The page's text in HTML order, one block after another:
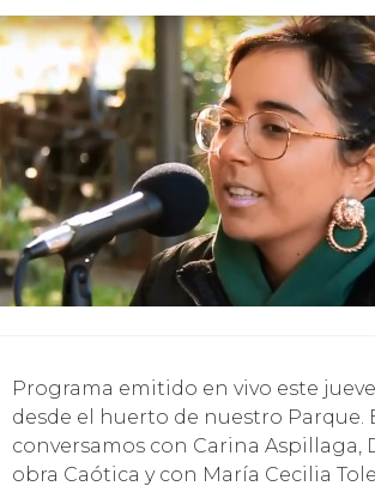
Programa emitido en vivo este jueves 31 de mayo
desde el huerto de nuestro Parque.
conversamos con Carina Aspillaga,
obra Caótica y con María Cecilia